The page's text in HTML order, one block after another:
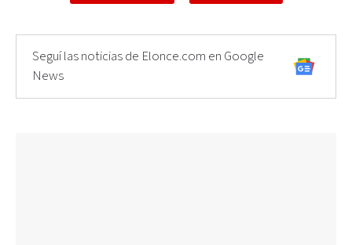
Seguí las noticias de Elonce.com en Google
News